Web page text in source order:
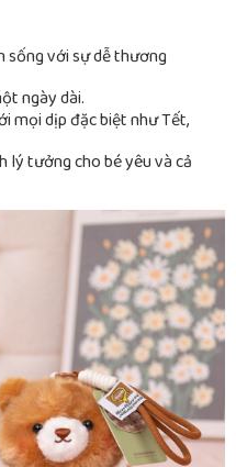
sống với sự dễ thương
ngày dài.
mọi dịp đặc biệt như Tết,
lý tưởng cho bé yêu và cả